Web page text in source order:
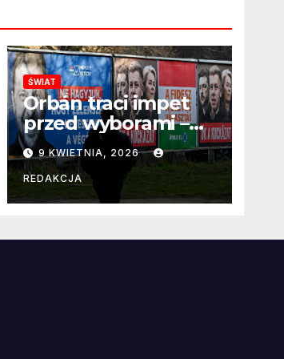
ŚWIAT
Orbán traci impet
przed wyborami –
węgierska
propaganda
przestaje
przekonywać
9 KWIETNIA, 2026
REDAKCJA